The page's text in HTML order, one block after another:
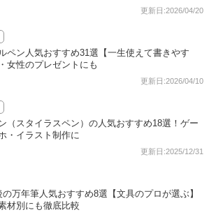
更新日:2026/04/20
ペン人気おすすめ31選【一生使えて書きやす
女性のプレゼントにも
更新日:2026/04/10
（スタイラスペン）の人気おすすめ18選！ゲー
・イラスト制作に
更新日:2025/12/31
の万年筆人気おすすめ8選【文具のプロが選ぶ】
材別にも徹底比較